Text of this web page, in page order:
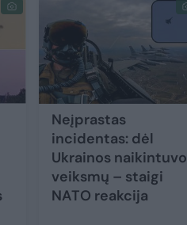
Neįprastas
incidentas: dėl
Ukrainos naikintuvo
veiksmų – staigi
NATO reakcija